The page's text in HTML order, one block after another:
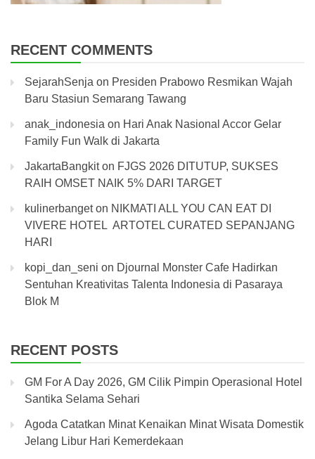
RECENT COMMENTS
SejarahSenja on Presiden Prabowo Resmikan Wajah
Baru Stasiun Semarang Tawang
anak_indonesia on Hari Anak Nasional Accor Gelar
Family Fun Walk di Jakarta
JakartaBangkiton FJGS 2026 DITUTUP, SUKSES
RAIH OMSET NAIK 5% DARI TARGET
kulinerbangeton NIKMATI ALL YOU CAN EAT DI
VIVERE HOTEL ARTOTEL CURATED SEPANJANG
HARI
kopi_dan_seni on Djournal Monster Cafe Hadirkan
Sentuhan Kreativitas Talenta Indonesia di Pasaraya
Blok M
RECENT POSTS
GM For A Day 2026, GM Cilik Pimpin Operasional Hotel
Santika Selama Sehari
Agoda Catatkan Minat Kenaikan Minat Wisata Domestik
Jelang Libur Hari Kemerdekaan